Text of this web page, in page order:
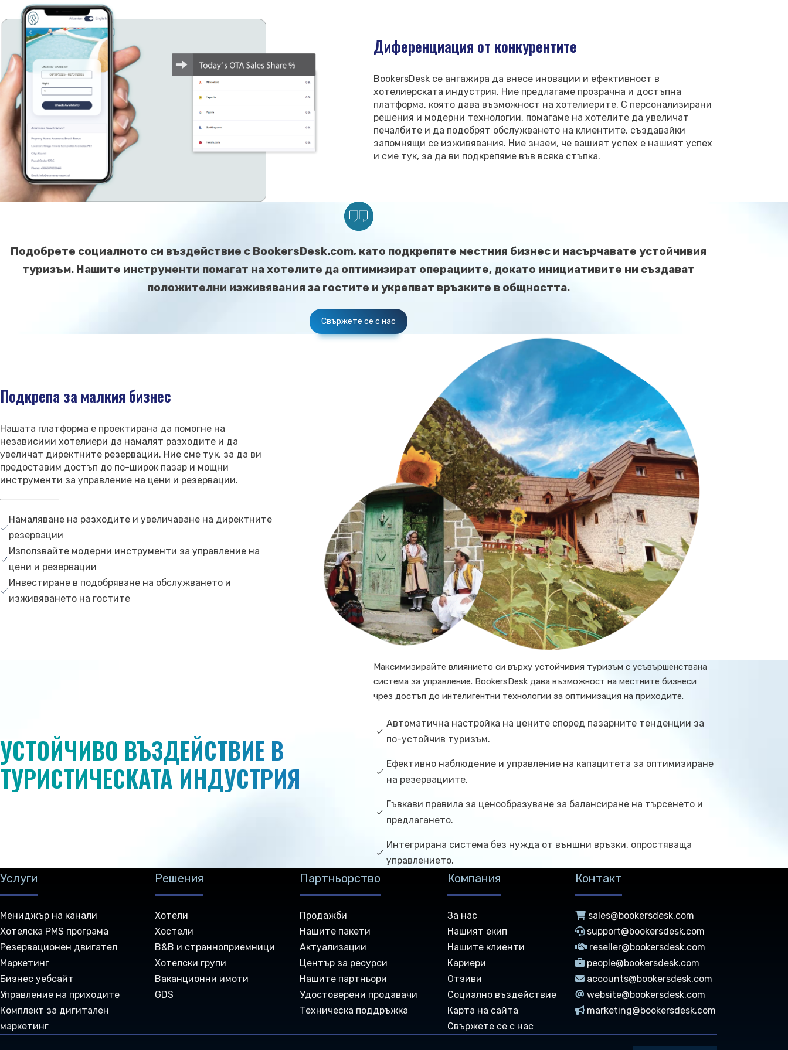
Диференциация от конкурентите
BookersDesk се ангажира да внесе иновации и ефективност в
хотелиерската индустрия. Ние предлагаме прозрачна и достъпна
платформа, която дава възможност на хотелиерите. С персонализирани
решения и модерни технологии, помагаме на хотелите да увеличат
печалбите и да подобрят обслужването на клиентите, създавайки
запомнящи се изживявания. Ние знаем, че вашият успех е нашият успех
и сме тук, за да ви подкрепяме във всяка стъпка.
Подобрете социалното си въздействие с BookersDesk.com, като подкрепяте местния бизнес и насърчавате устойчивия
туризъм. Нашите инструменти помагат на хотелите да оптимизират операциите, докато инициативите ни създават
положителни изживявания за гостите и укрепват връзките в общността.
Свържете се с нас
Подкрепа за малкия бизнес
Нашата платформа е проектирана да помогне на
независими хотелиери да намалят разходите и да
увеличат директните резервации. Ние сме тук, за да ви
предоставим достъп до по-широк пазар и мощни
инструменти за управление на цени и резервации.
Намаляване на разходите и увеличаване на директните
резервации
Използвайте модерни инструменти за управление на
цени и резервации
Инвестиране в подобряване на обслужването и
изживяването на гостите
УСТОЙЧИВО ВЪЗДЕЙСТВИЕ В
ТУРИСТИЧЕСКАТА ИНДУСТРИЯ
Максимизирайте влиянието си върху устойчивия туризъм с усъвършенствана
система за управление. BookersDesk дава възможност на местните бизнеси
чрез достъп до интелигентни технологии за оптимизация на приходите.
Автоматична настройка на цените според пазарните тенденции за
по-устойчив туризъм.
Ефективно наблюдение и управление на капацитета за оптимизиране
на резервациите.
Гъвкави правила за ценообразуване за балансиране на търсенето и
предлагането.
Интегрирана система без нужда от външни връзки, опростяваща
управлението.
Услуги
Мениджър на канали
Хотелска PMS програма
Резервационен двигател
Маркетинг
Бизнес уебсайт
Управление на приходите
Комплект за дигитален
маркетинг
Решения
Хотели
Хостели
B&B и странноприемници
Хотелски групи
Ваканционни имоти
GDS
Партньорство
Продажби
Нашите пакети
Актуализации
Център за ресурси
Нашите партньори
Удостоверени продавачи
Техническа поддръжка
Компания
За нас
Нашият екип
Нашите клиенти
Кариери
Отзиви
Социално въздействие
Карта на сайта
Свържете се с нас
Контакт
sales@bookersdesk.com
support@bookersdesk.com
reseller@bookersdesk.com
people@bookersdesk.com
accounts@bookersdesk.com
website@bookersdesk.com
marketing@bookersdesk.com